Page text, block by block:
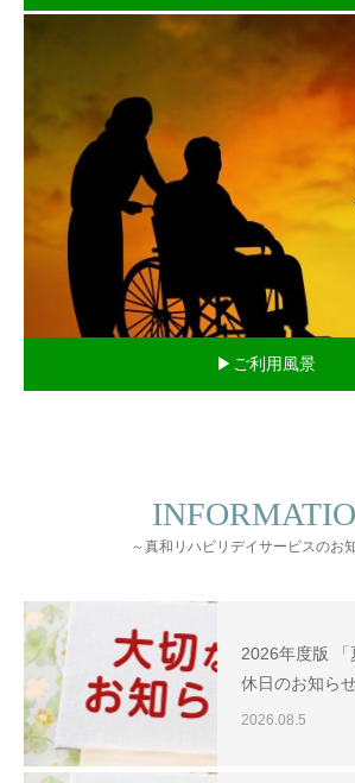
▶ご利用風景
～真和リハビリデイサービスのお
2026年度版 「
休日のお知ら
2026.08.5